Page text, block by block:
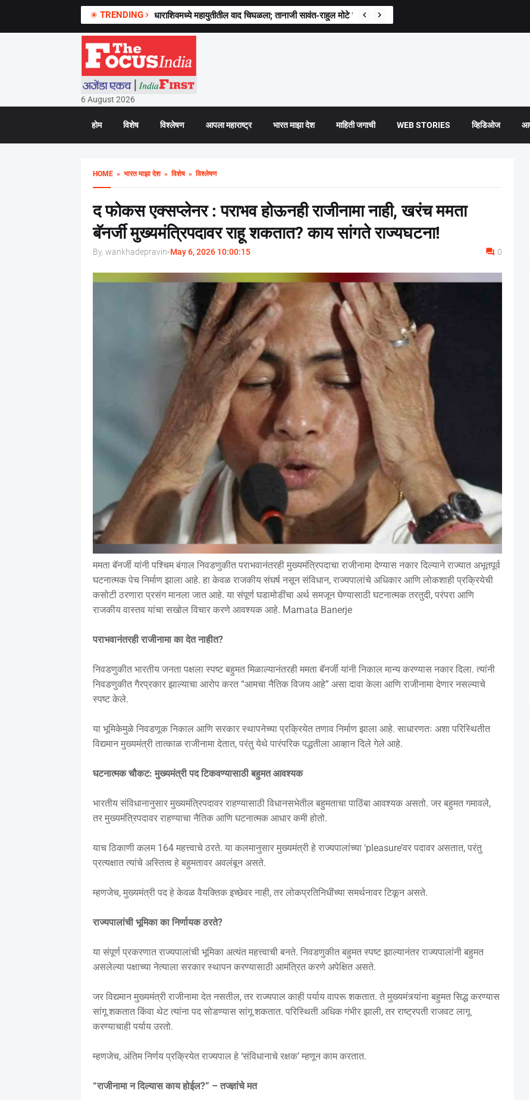
TRENDING धाराशिवमध्ये महायुतीतील वाद चिघळला; तानाजी सावंत-राहुल मोटे समर्थक आमनेसामने, दगडफेकीत 10 ते 12 वाहनांचे
6 August 2026
होम विशेष विश्लेषण आपला महाराष्ट्र भारत माझा देश माहिती जगाची WEB STORIES व्हिडिओज
HOME» भारत माझा देश» विशेष» विश्लेषण
द फोकस एक्सप्लेनर : पराभव होऊनही राजीनामा नाही, खरंच ममता
बॅनर्जी मुख्यमंत्रिपदावर राहू शकतात? काय सांगते राज्यघटना!
By, wankhadepravin-May 6, 2026 10:00:15 0
ममता बॅनर्जी यांनी पश्चिम बंगाल निवडणुकीत पराभवानंतरही मुख्यमंत्रिपदाचा राजीनामा देण्यास नकार दिल्याने राज्यात अभूतपूर्व
घटनात्मक पेच निर्माण झाला आहे. हा केवळ राजकीय संघर्ष नसून संविधान, राज्यपालांचे अधिकार आणि लोकशाही प्रक्रियेची
कसोटी ठरणारा प्रसंग मानला जात आहे. या संपूर्ण घडामोडींचा अर्थ समजून घेण्यासाठी घटनात्मक तरतुदी, परंपरा आणि
राजकीय वास्तव यांचा सखोल विचार करणे आवश्यक आहे. Mamata Banerje
पराभवानंतरही राजीनामा का देत नाहीत?
निवडणुकीत भारतीय जनता पक्षला स्पष्ट बहुमत मिळाल्यानंतरही ममता बॅनर्जी यांनी निकाल मान्य करण्यास नकार दिला. त्यांनी
निवडणुकीत गैरप्रकार झाल्याचा आरोप करत “आमचा नैतिक विजय आहे” असा दावा केला आणि राजीनामा देणार नसल्याचे
स्पष्ट केले.
या भूमिकेमुळे निवडणूक निकाल आणि सरकार स्थापनेच्या प्रक्रियेत तणाव निर्माण झाला आहे. साधारणतः अशा परिस्थितीत
विद्यमान मुख्यमंत्री तात्काळ राजीनामा देतात, परंतु येथे पारंपरिक पद्धतीला आव्हान दिले गेले आहे.
घटनात्मक चौकट: मुख्यमंत्री पद टिकवण्यासाठी बहुमत आवश्यक
भारतीय संविधानानुसार मुख्यमंत्रिपदावर राहण्यासाठी विधानसभेतील बहुमताचा पाठिंबा आवश्यक असतो. जर बहुमत गमावले,
तर मुख्यमंत्रिपदावर राहण्याचा नैतिक आणि घटनात्मक आधार कमी होतो.
याच ठिकाणी कलम 164 महत्त्वाचे ठरते. या कलमानुसार मुख्यमंत्री हे राज्यपालांच्या ‘pleasure’वर पदावर असतात, परंतु
प्रत्यक्षात त्यांचे अस्तित्व हे बहुमतावर अवलंबून असते.
म्हणजेच, मुख्यमंत्री पद हे केवळ वैयक्तिक इच्छेवर नाही, तर लोकप्रतिनिधींच्या समर्थनावर टिकून असते.
राज्यपालांची भूमिका का निर्णायक ठरते?
या संपूर्ण प्रकरणात राज्यपालांची भूमिका अत्यंत महत्त्वाची बनते. निवडणुकीत बहुमत स्पष्ट झाल्यानंतर राज्यपालांनी बहुमत
असलेल्या पक्षाच्या नेत्याला सरकार स्थापन करण्यासाठी आमंत्रित करणे अपेक्षित असते.
जर विद्यमान मुख्यमंत्री राजीनामा देत नसतील, तर राज्यपाल काही पर्याय वापरू शकतात. ते मुख्यमंत्र्यांना बहुमत सिद्ध करण्यास
सांगू शकतात किंवा थेट त्यांना पद सोडण्यास सांगू शकतात. परिस्थिती अधिक गंभीर झाली, तर राष्ट्रपती राजवट लागू
करण्याचाही पर्याय उरतो.
म्हणजेच, अंतिम निर्णय प्रक्रियेत राज्यपाल हे ‘संविधानाचे रक्षक’ म्हणून काम करतात.
“राजीनामा न दिल्यास काय होईल?” – तज्ज्ञांचे मत